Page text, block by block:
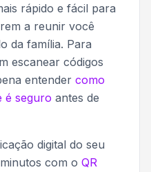
rápido e fácil para
a reunir você
da família. Para
escanear códigos
entender como
é seguro antes de
digital do seu
com o QR